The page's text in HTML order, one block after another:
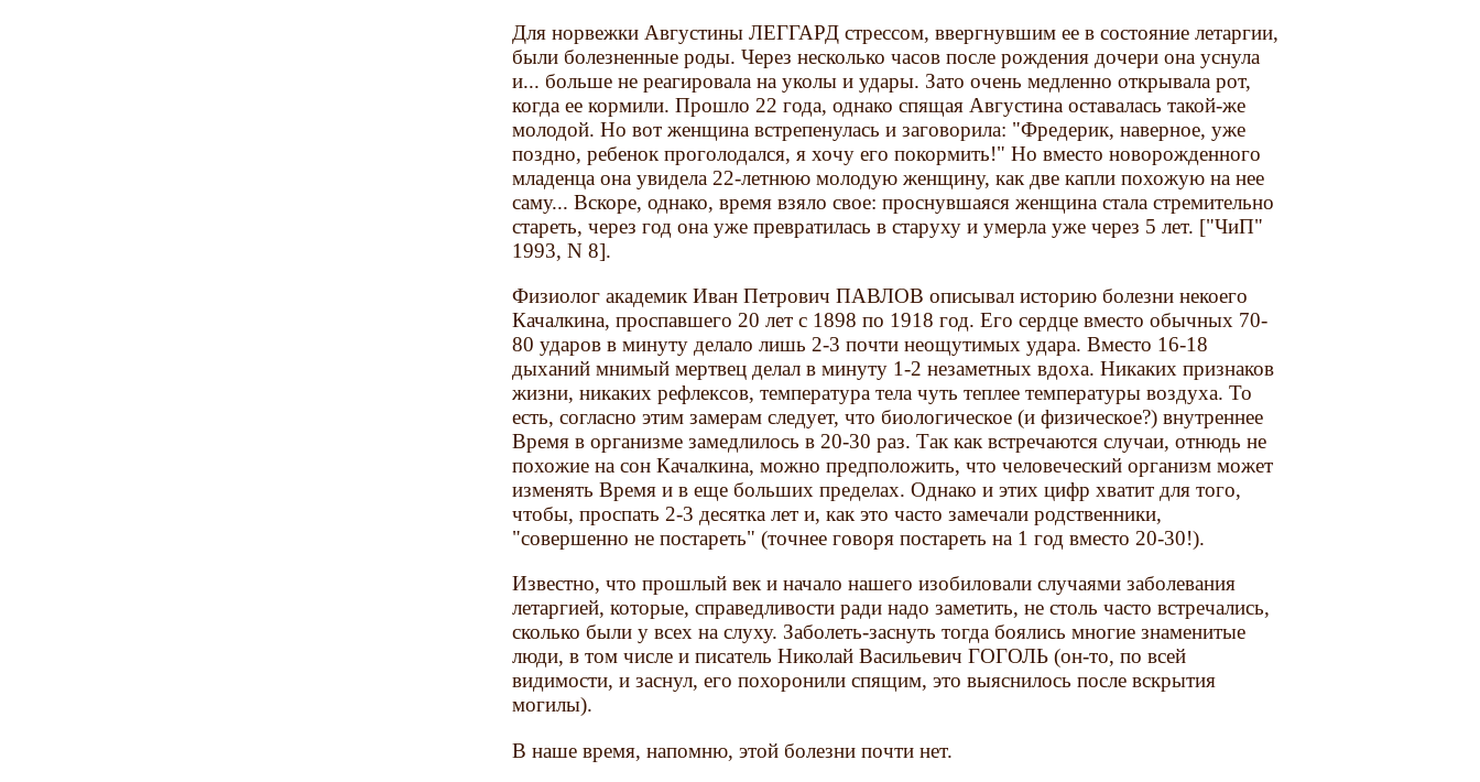
Для норвежки Августины ЛЕГГАРД стрессом, ввергнувшим ее в состояние летаргии,
были болезненные роды. Через несколько часов после рождения дочери она уснула
и... больше не реагировала на уколы и удары. Зато очень медленно открывала рот,
когда ее кормили. Прошло 22 года, однако спящая Августина оставалась такой-же
молодой. Но вот женщина встрепенулась и заговорила: "Фредерик, наверное, уже
поздно, ребенок проголодался, я хочу его покормить!" Но вместо новорожденного
младенца она увидела 22-летнюю молодую женщину, как две капли похожую на нее
саму... Вскоре, однако, время взяло свое: проснувшаяся женщина стала стремительно
стареть, через год она уже превратилась в старуху и умерла уже через 5 лет. ["ЧиП"
1993, N 8].
Физиолог академик Иван Петрович ПАВЛОВ описывал историю болезни некоего
Качалкина, проспавшего 20 лет с 1898 по 1918 год. Его сердце вместо обычных 70-
80 ударов в минуту делало лишь 2-3 почти неощутимых удара. Вместо 16-18
дыханий мнимый мертвец делал в минуту 1-2 незаметных вдоха. Никаких признаков
жизни, никаких рефлексов, температура тела чуть теплее температуры воздуха. То
есть, согласно этим замерам следует, что биологическое (и физическое?) внутреннее
Время в организме замедлилось в 20-30 раз. Так как встречаются случаи, отнюдь не
похожие на сон Качалкина, можно предположить, что человеческий организм может
изменять Время и в еще больших пределах. Однако и этих цифр хватит для того,
чтобы, проспать 2-3 десятка лет и, как это часто замечали родственники,
"совершенно не постареть" (точнее говоря постареть на 1 год вместо 20-30!).
Известно, что прошлый век и начало нашего изобиловали случаями заболевания
летаргией, которые, справедливости ради надо заметить, не столь часто встречались,
сколько были у всех на слуху. Заболеть-заснуть тогда боялись многие знаменитые
люди, в том числе и писатель Николай Васильевич ГОГОЛЬ (он-то, по всей
видимости, и заснул, его похоронили спящим, это выяснилось после вскрытия
могилы).
В наше время, напомню, этой болезни почти нет.